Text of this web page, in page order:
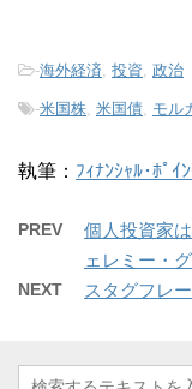
-海外経済, 投資, 政治
-米国株, 米国債, モル
執筆： ﾌｨﾅﾝｼｬﾙ･ﾎﾟｲ
PREV
個人投資家
ェレミー・
NEXT スタグフレ